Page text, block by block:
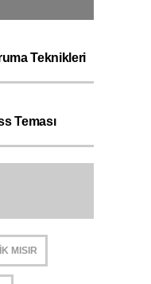
Teknikleri
Teması
MISIR